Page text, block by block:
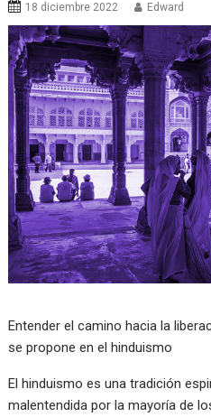
18 diciembre 2022 Edward
Entender el camino hacia la
se propone en el hinduismo
El hinduismo es una tradición
malentendida por la mayoría de